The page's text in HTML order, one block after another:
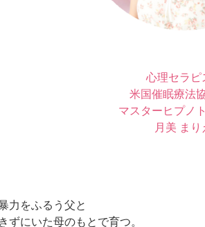
心理セラピ
米国催眠療法
マスターヒプノ
月美 まり
力をふるう父と
ずにいた母のもとで育つ。